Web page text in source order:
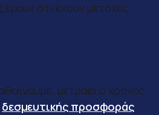
ότι έχουν μετοχές
μετράει ο χρόνος
δεσμευτικής προσφοράς